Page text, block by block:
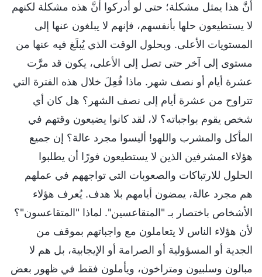
أنَّ هذا يمثل مشكلة؛ حتى لو أدركوا أنَّ هذه مشكلة لكنهم
لا يستطيعون حلها بأنفسهم، فإنهم لا يبلغون عنها إلى
المستويات الأعلى. وبحلول الوقت الذي يُبلَغ فيه عنها من
مستوى إلى آخر حتى تصل إلى الأعلى، يكون قد مرَّت
عشرة أيام أو نصف شهر. ماذا فُعِلَ خلال هذه الفترة التي
تتراوح من عشرة أيام إلى نصف الشهر؟ هل كان أي
شخص يقوم بواجباته؟ لا، لقد كانوا يضيعون وقتهم في
المأكل والمشرب واللهو! أليسوا مجرد عالة؟ إن جميع
هؤلاء المشرفين الذين لا يستطيعون فورًا أن يطلبوا
الحلول للارتباكات والصعوبات التي تواجههم في عملهم
هم مجرد عالة، يمضون أيامهم بلا هدف. يُعرف هؤلاء
الأشخاص باختصار بـ "المتقاعسين". لماذا "المتقاعسون"؟
لأن هؤلاء الناس لا يتعاملون مع واجباتهم بموقف من
الجدية أو المسؤولية أو الصرامة أو الإيجابية، بل هم لا
مبالون وسلبيون ومتراخون، ويأملون فقط في ظهور بعض